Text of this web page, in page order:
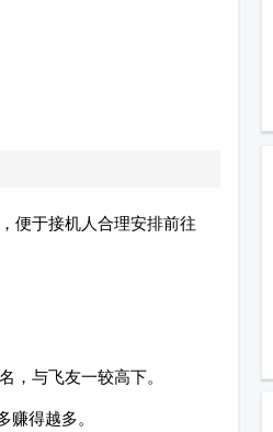
便于接机人合理安排前往
，与飞友一较高下。
赚得越多。